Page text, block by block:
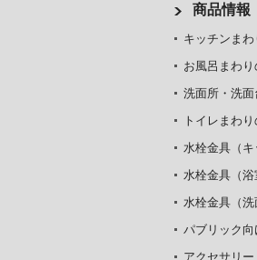
商品情報
キッチンま
お風呂まわり
洗面所・洗面
トイレまわ
水栓金具（キ
水栓金具（浴
水栓金具（洗
パブリック向
アクセサリー